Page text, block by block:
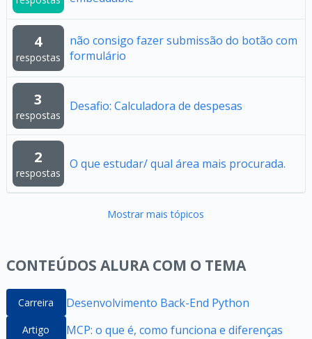
4
respostas
não consigo fazer submissão do botão com
formulário
3
respostas
Desafio: Calculadora de despesas
2
respostas
O que estudar/ qual área mais procurada.
Mostrar mais tópicos
CONTEÚDOS ALURA COM O TEMA
Carreira Desenvolvimento Back-End Python
Artigo MCP: o que é, como funciona e diferenças